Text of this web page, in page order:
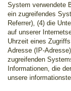
System verwendete
ein zugreifendes
Referrer), (4) die
auf unserer
Uhrzeit eines
Adresse (IP-
zugreifenden
Informationen, die
unsere